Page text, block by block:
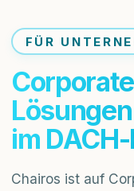
FÜR
im
Chairos ist auf